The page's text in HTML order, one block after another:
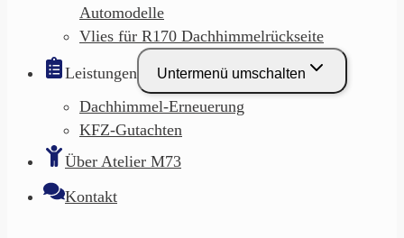
Automodelle
Vlies für R170 Dachhimmelrückseite
Leistungen Untermenü umschalten
Dachhimmel-Erneuerung
KFZ-Gutachten
Über Atelier M73
Kontakt